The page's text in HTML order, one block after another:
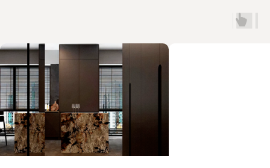
Подберем дизайнера
интерьера под ваш стиль
и психотип
У вас есть объект, но нет своего дизайнера?
Мы не просто дадим список имен.
Мы подберем для вас 2−3 проверенных
специалистов из нашей партнерской базы,
которые идеально совпадут с вами: